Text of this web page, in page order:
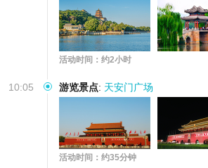
活动时间：约2小时
10:05 游览景点: 天安门广场
活动时间：约35分钟